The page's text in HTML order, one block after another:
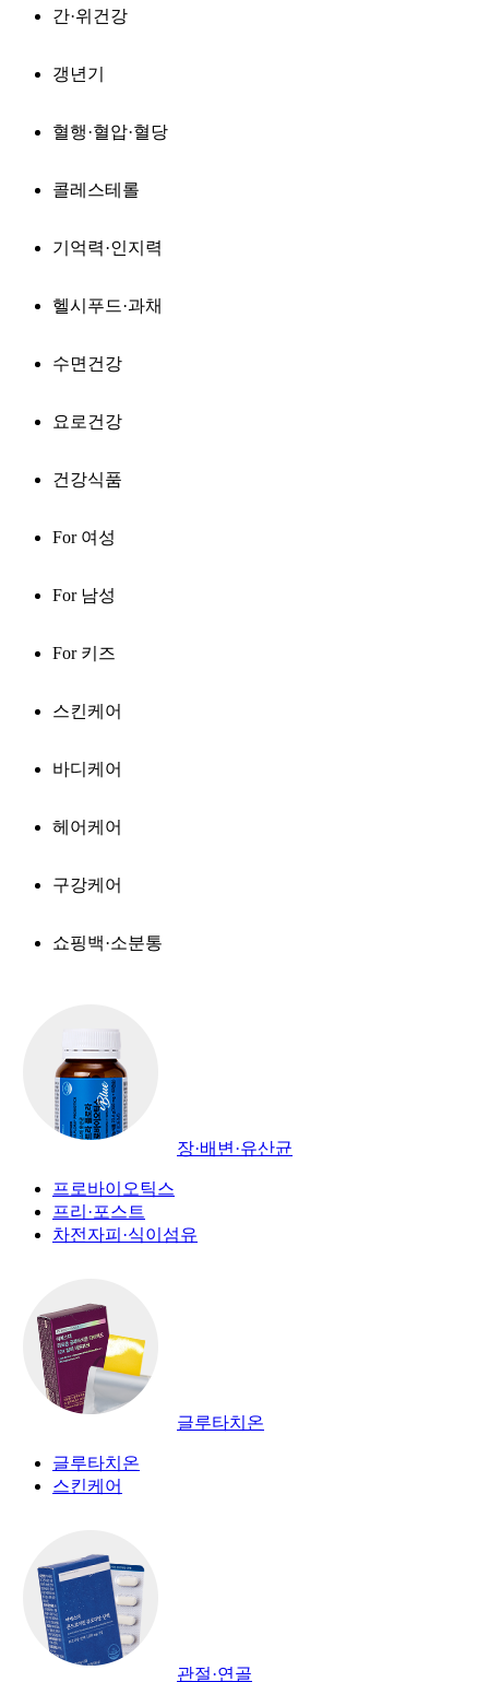
간·위건강
갱년기
혈행·혈압·혈당
콜레스테롤
기억력·인지력
헬시푸드·과채
수면건강
요로건강
건강식품
For 여성
For 남성
For 키즈
스킨케어
바디케어
헤어케어
구강케어
쇼핑백·소분통
장·배변·유산균
프로바이오틱스
프리·포스트
차전자피·식이섬유
글루타치온
글루타치온
스킨케어
관절·연골